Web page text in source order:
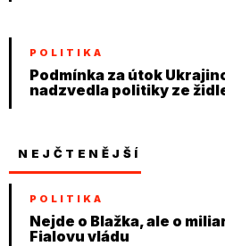
POLITIKA
Podmínka za útok
nadzvedla politiky ze
NEJČTENĚJŠÍ
POLITIKA
Nejde o Blažka, ale o
Fialovu vládu